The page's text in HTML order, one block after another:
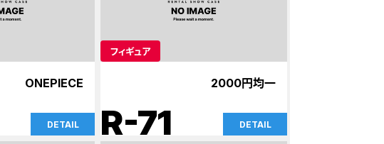
ONEPIECE
DETAIL
フィギュア
2000円均一
R-71 DETAIL